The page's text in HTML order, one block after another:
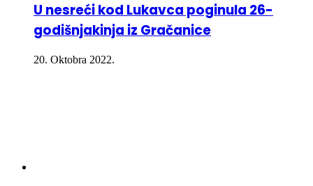
U nesreći kod Lukavca poginula 26-
godišnjakinja iz Gračanice
20. Oktobra 2022.